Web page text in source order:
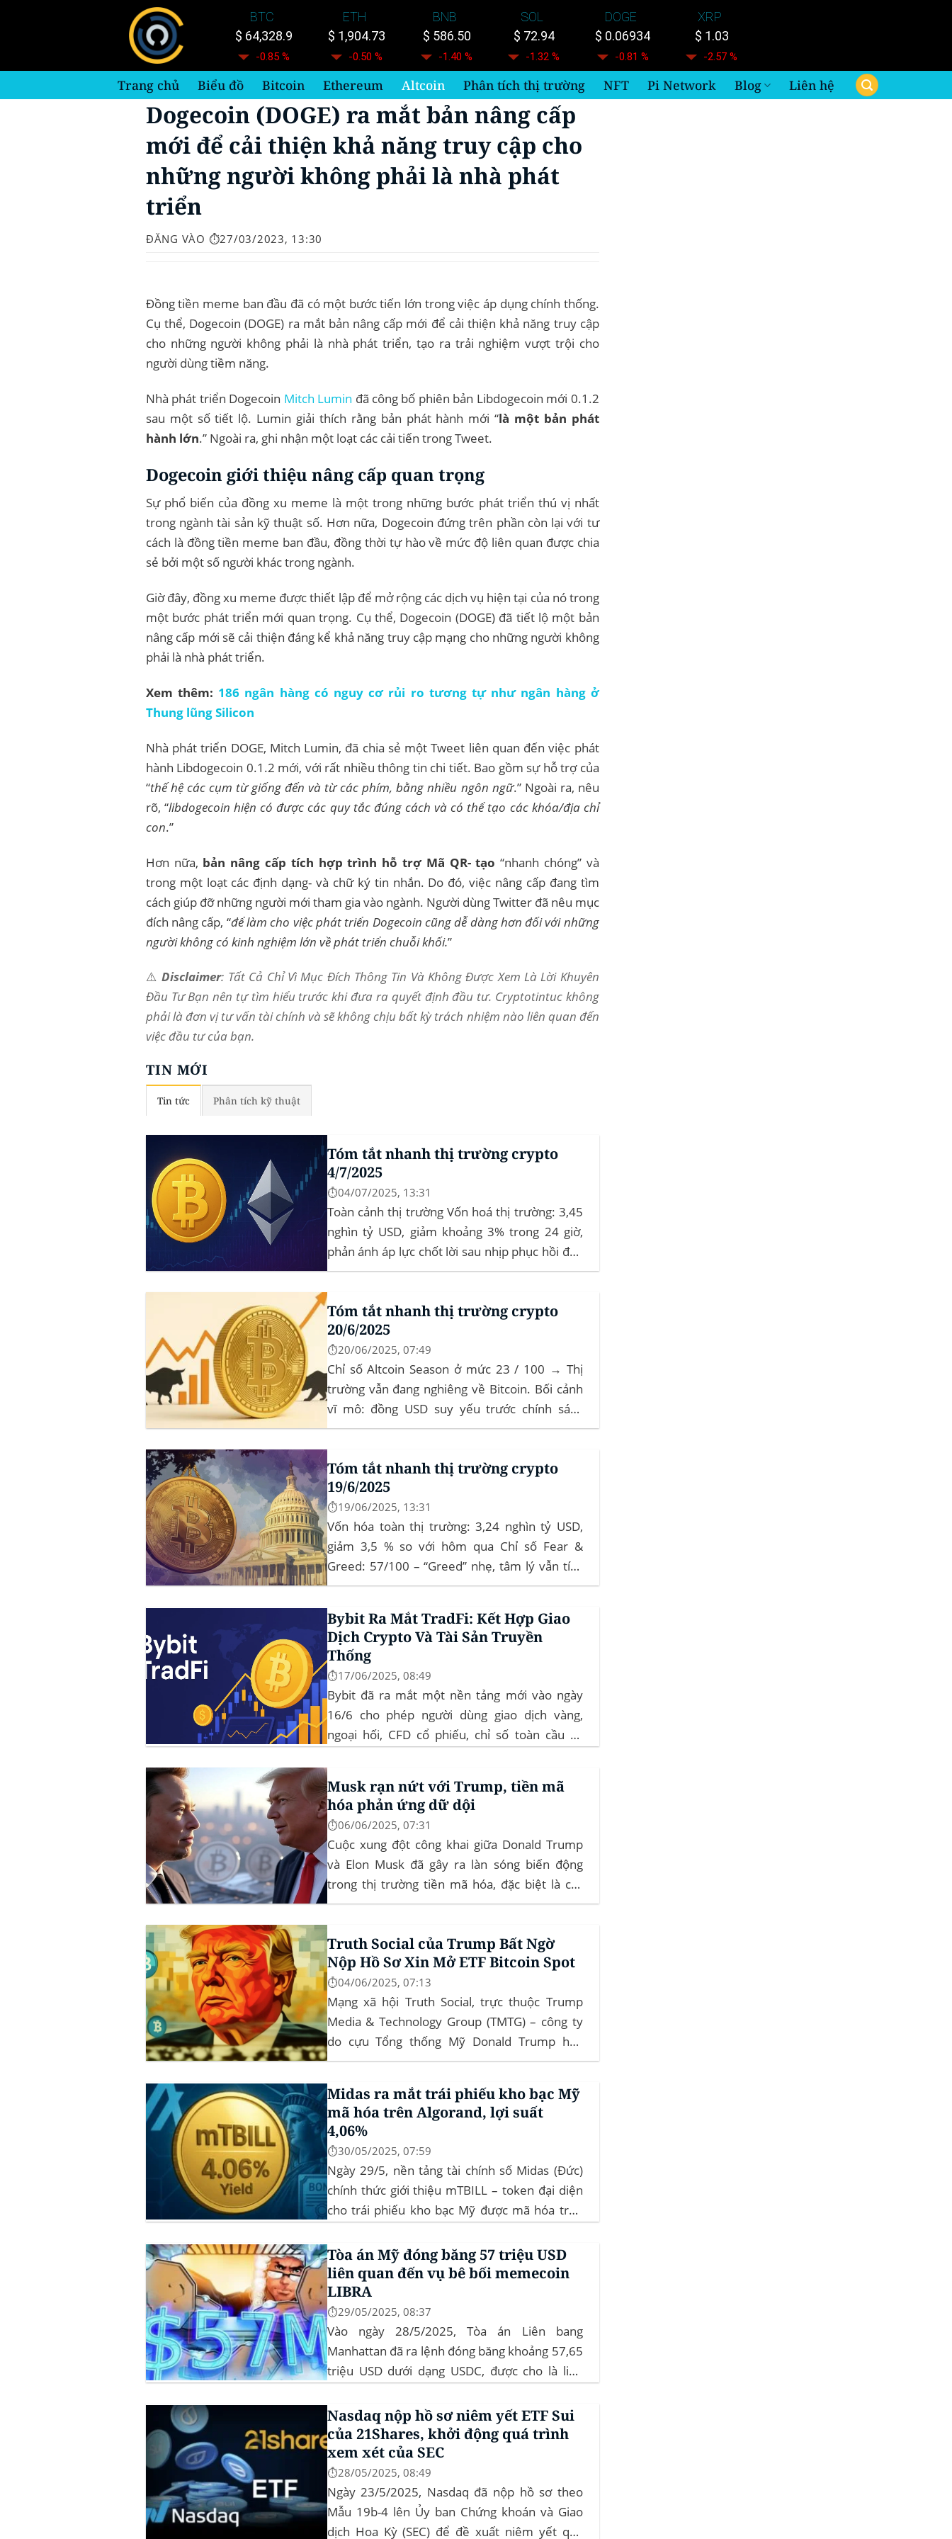
BTC
$ 64,328.9
-0.85 %
ETH
$ 1,904.73
-0.50 %
BNB
$ 586.50
-1.40 %
SOL
$ 72.94
-1.32 %
DOGE
$ 0.06934
-0.81 %
XRP
$ 1.03
-2.57 %
Trang chủ Biểu đồ Bitcoin Ethereum Altcoin Phân tích thị trường NFT Pi Network Blog Liên hệ
Dogecoin (DOGE) ra mắt bản nâng cấp
mới để cải thiện khả năng truy cập cho
những người không phải là nhà phát
triển
ĐĂNG VÀO ⏱️27/03/2023, 13:30
Đồng tiền meme ban đầu đã có một bước tiến lớn trong việc áp dụng chính thống.
Cụ thể, Dogecoin (DOGE) ra mắt bản nâng cấp mới để cải thiện khả năng truy cập
cho những người không phải là nhà phát triển, tạo ra trải nghiệm vượt trội cho
người dùng tiềm năng.
Nhà phát triển Dogecoin Mitch Lumin đã công bố phiên bản Libdogecoin mới 0.1.2
sau một số tiết lộ. Lumin giải thích rằng bản phát hành mới “là một bản phát
hành lớn.” Ngoài ra, ghi nhận một loạt các cải tiến trong Tweet.
Dogecoin giới thiệu nâng cấp quan trọng
Sự phổ biến của đồng xu meme là một trong những bước phát triển thú vị nhất
trong ngành tài sản kỹ thuật số. Hơn nữa, Dogecoin đứng trên phần còn lại với tư
cách là đồng tiền meme ban đầu, đồng thời tự hào về mức độ liên quan được chia
sẻ bởi một số người khác trong ngành.
Giờ đây, đồng xu meme được thiết lập để mở rộng các dịch vụ hiện tại của nó trong
một bước phát triển mới quan trọng. Cụ thể, Dogecoin (DOGE) đã tiết lộ một bản
nâng cấp mới sẽ cải thiện đáng kể khả năng truy cập mạng cho những người không
phải là nhà phát triển.
Xem thêm: 186 ngân hàng có nguy cơ rủi ro tương tự như ngân hàng ở
Thung lũng Silicon
Nhà phát triển DOGE, Mitch Lumin, đã chia sẻ một Tweet liên quan đến việc phát
hành Libdogecoin 0.1.2 mới, với rất nhiều thông tin chi tiết. Bao gồm sự hỗ trợ của
“thế hệ các cụm từ giống đến và từ các phím, bằng nhiều ngôn ngữ.” Ngoài ra, nêu
rõ, “libdogecoin hiện có được các quy tắc đúng cách và có thể tạo các khóa/địa chỉ
con.”
Hơn nữa, bản nâng cấp tích hợp trình hỗ trợ Mã QR- tạo “nhanh chóng” và
trong một loạt các định dạng- và chữ ký tin nhắn. Do đó, việc nâng cấp đang tìm
cách giúp đỡ những người mới tham gia vào ngành. Người dùng Twitter đã nêu mục
đích nâng cấp, “để làm cho việc phát triển Dogecoin cũng dễ dàng hơn đối với những
người không có kinh nghiệm lớn về phát triển chuỗi khối.”
⚠️Disclaimer: Tất Cả Chỉ Vì Mục Đích Thông Tin Và Không Được Xem Là Lời Khuyên
Đầu Tư Bạn nên tự tìm hiểu trước khi đưa ra quyết định đầu tư. Cryptotintuc không
phải là đơn vị tư vấn tài chính và sẽ không chịu bất kỳ trách nhiệm nào liên quan đến
việc đầu tư của bạn.
TIN MỚI
Tin tức Phân tích kỹ thuật
Tóm tắt nhanh thị trường crypto
4/7/2025
⏱️04/07/2025, 13:31
Toàn cảnh thị trường Vốn hoá thị trường: 3,45
nghìn tỷ USD, giảm khoảng 3% trong 24 giờ,
phản ánh áp lực chốt lời sau nhịp phục hồi đầu
tháng‍ Bitcoin dominance: ở mức 63%, giữ
vững vai trò dẫn dắt khi altcoin điều chỉnh nhẹ.
Tin tức nổi bật...
Tóm tắt nhanh thị trường crypto
20/6/2025
⏱️20/06/2025, 07:49
Chỉ số Altcoin Season ở mức 23 / 100 → Thị
trường vẫn đang nghiêng về Bitcoin. Bối cảnh
vĩ mô: đồng USD suy yếu trước chính sách
“Trumponomics”, nhà đầu tư tìm đến vàng và
crypto như “nơi trú ẩn” mới. Sự kiện Chi tiết
Hack 100 triệu USD...
Tóm tắt nhanh thị trường crypto
19/6/2025
⏱️19/06/2025, 13:31
Vốn hóa toàn thị trường: 3,24 nghìn tỷ USD,
giảm 3,5 % so với hôm qua Chỉ số Fear &
Greed: 57/100 – “Greed” nhẹ, tâm lý vẫn tích
cực Xu hướng: BTC giữ vững 104 k USD sẽ
củng cố đà đi ngang-tích lũy, tạo bàn đạp cho
altcoin...
Bybit Ra Mắt TradFi: Kết Hợp Giao
Dịch Crypto Và Tài Sản Truyền
Thống
⏱️17/06/2025, 08:49
Bybit đã ra mắt một nền tảng mới vào ngày
16/6 cho phép người dùng giao dịch vàng,
ngoại hối, CFD cổ phiếu, chỉ số toàn cầu và
đây là lần đầu tiên một sàn giao dịch tiền mã
hóa...
Musk rạn nứt với Trump, tiền mã
hóa phản ứng dữ dội
⏱️06/06/2025, 07:31
Cuộc xung đột công khai giữa Donald Trump
và Elon Musk đã gây ra làn sóng biến động
trong thị trường tiền mã hóa, đặc biệt là các
đồng meme coin. Elon Musk rời khỏi D.O.G.E.
(Department of Government Efficiency) và chỉ
trích dự luật “Big Beautiful Bill” của Trump,...
Truth Social của Trump Bất Ngờ
Nộp Hồ Sơ Xin Mở ETF Bitcoin Spot
⏱️04/06/2025, 07:13
Mạng xã hội Truth Social, trực thuộc Trump
Media & Technology Group (TMTG) – công ty
do cựu Tổng thống Mỹ Donald Trump hậu
thuẫn – vừa chính thức đệ trình hồ sơ lên Ủy
ban Chứng khoán và Giao dịch Mỹ (SEC) để xin
phê duyệt quỹ ETF Bitcoin...
Midas ra mắt trái phiếu kho bạc Mỹ
mã hóa trên Algorand, lợi suất
4,06%
⏱️30/05/2025, 07:59
Ngày 29/5, nền tảng tài chính số Midas (Đức)
chính thức giới thiệu mTBILL – token đại diện
cho trái phiếu kho bạc Mỹ được mã hóa trên
4,06%/năm mà không yêu cầu mức đầu tư tối
thiểu. mTBILL được bảo chứng bằng...
Tòa án Mỹ đóng băng 57 triệu USD
liên quan đến vụ bê bối memecoin
LIBRA
⏱️29/05/2025, 08:37
Vào ngày 28/5/2025, Tòa án Liên bang
Manhattan đã ra lệnh đóng băng khoảng 57,65
triệu USD dưới dạng USDC, được cho là liên
một phần trong vụ kiện tập thể do Burwick
Law đại diện, cáo buộc các công ty...
Nasdaq nộp hồ sơ niêm yết ETF Sui
của 21Shares, khởi động quá trình
xem xét của SEC
⏱️28/05/2025, 08:49
Ngày 23/5/2025, Nasdaq đã nộp hồ sơ theo
Mẫu 19b-4 lên Ủy ban Chứng khoán và Giao
dịch Hoa Kỳ (SEC) để đề xuất niêm yết quỹ